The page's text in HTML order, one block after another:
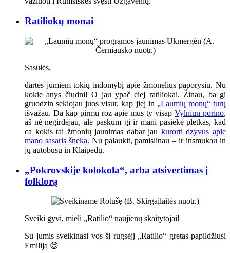
Ratiliokų monai
Sasułės,
dartės jumiem tokių indomybį apie žmonelius paporysiu. Nu
kokie anys čiudni! O jau ypač ciej ratiliokai. Žinau, ba gi
gruodzin sekiojau juos visur, kap jiej in „Laumių monų“ turų
išvažau. Da kap pirmų roz apie mus ty visap Vylniun porino,
aš nė negirdėjau, ale paskum gi ir mani pasiekė pletkas, kad
ca kokis tai žmonių jaunimas dabar jau kurorti dzyvus apie
mano sasaris šneka. Nu palaukit, pamislinau – ir insmukau in
jų autobusų in Klaipėdų.
„Pokrovskije kolokola“, arba atsivertimas į
folklorą
Sveiki gyvi, mieli „Ratilio“ naujienų skaitytojai!
Su jumis sveikinasi vos šį rugsėjį „Ratilio“ gretas papildžiusi
Emilija 😊